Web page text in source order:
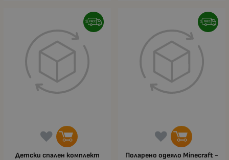
Детски спален комплект
Поларено одеяло Minecraft -